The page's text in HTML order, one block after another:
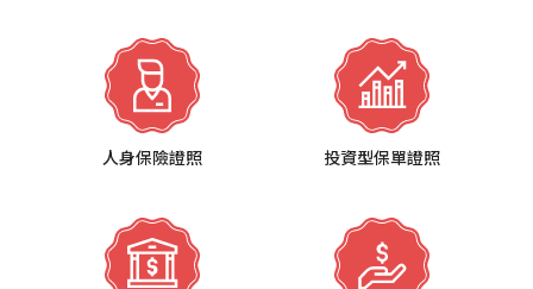
人身保險證照 投資型保單證照